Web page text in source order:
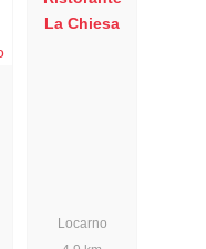
La Chiesa
Locarno